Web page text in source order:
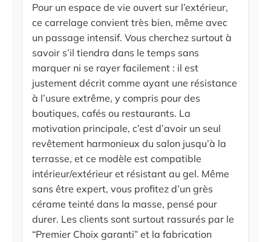
Pour un espace de vie ouvert sur l’extérieur,
ce carrelage convient très bien, même avec
un passage intensif. Vous cherchez surtout à
savoir s’il tiendra dans le temps sans
marquer ni se rayer facilement : il est
justement décrit comme ayant une résistance
à l’usure extrême, y compris pour des
boutiques, cafés ou restaurants. La
motivation principale, c’est d’avoir un seul
revêtement harmonieux du salon jusqu’à la
terrasse, et ce modèle est compatible
intérieur/extérieur et résistant au gel. Même
sans être expert, vous profitez d’un grès
cérame teinté dans la masse, pensé pour
durer. Les clients sont surtout rassurés par le
“Premier Choix garanti” et la fabrication